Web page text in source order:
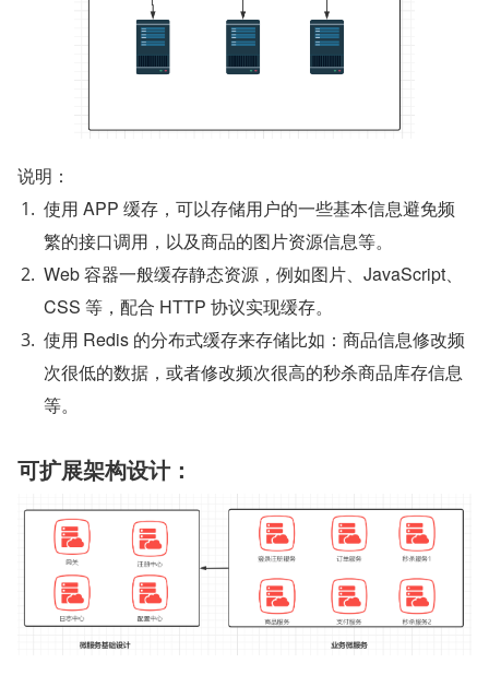
说明：
使用 APP 缓存，可以存储用户的一些基本信息避免频
繁的接口调用，以及商品的图片资源信息等。
Web 容器一般缓存静态资源，例如图片、JavaScript、
CSS 等，配合 HTTP 协议实现缓存。
使用 Redis 的分布式缓存来存储比如：商品信息修改频
次很低的数据，或者修改频次很高的秒杀商品库存信息
等。
可扩展架构设计：